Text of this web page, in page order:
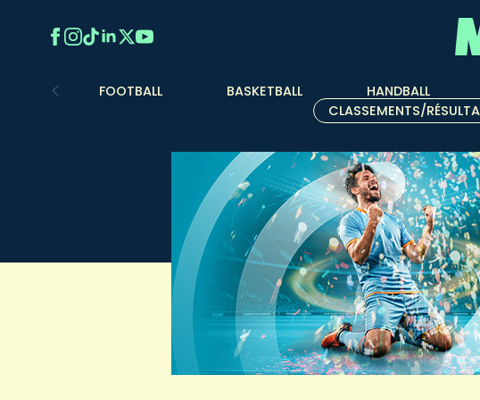
FOOTBALL BASKETBALL HANDBALL
CLASSEMENTS/